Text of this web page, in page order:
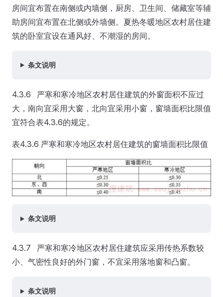
房间宜布置在南侧或内墙侧，厨房、卫生间、储藏室等辅
助房间宜布置在北侧或外墙侧。夏热冬暖地区农村居住建
筑的卧室宜设在通风好、不潮湿的房间。
条文说明
4.3.6 严寒和寒冷地区农村居住建筑的外窗面积不应过
大，南向宜采用大窗，北向宜采用小窗，窗墙面积比限值
宜符合表4.3.6的规定。
表4.3.6 严寒和寒冷地区农村居住建筑的窗墙面积比限值
条文说明
4.3.7 严寒和寒冷地区农村居住建筑应采用传热系数较
小、气密性良好的外门窗，不宜采用落地窗和凸窗。
条文说明